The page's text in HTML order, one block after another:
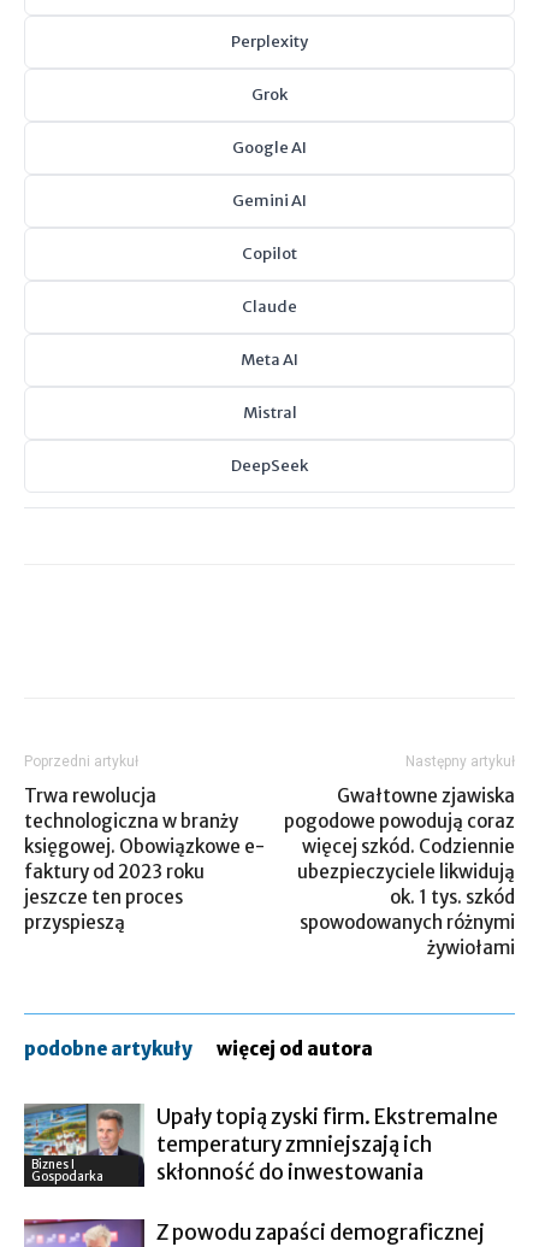
Perplexity
Grok
Google AI
Gemini AI
Copilot
Claude
Meta AI
Mistral
DeepSeek
Poprzedni artykuł
Trwa rewolucja
technologiczna w branży
księgowej. Obowiązkowe e-
faktury od 2023 roku
jeszcze ten proces
przyspieszą
Następny artykuł
Gwałtowne zjawiska
pogodowe powodują coraz
więcej szkód. Codziennie
ubezpieczyciele likwidują
ok. 1 tys. szkód
spowodowanych różnymi
żywiołami
podobne artykuły więcej od autora
Biznes I
Gospodarka
Upały topią zyski firm. Ekstremalne
temperatury zmniejszają ich
skłonność do inwestowania
Z powodu zapaści demograficznej